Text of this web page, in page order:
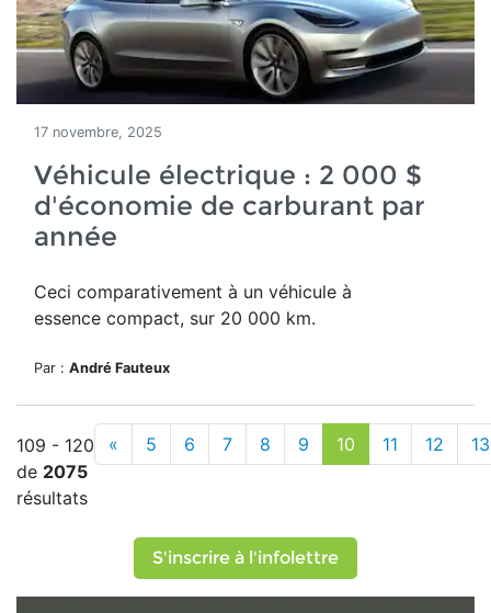
17 novembre, 2025
Véhicule électrique : 2 000 $
d'économie de carburant par
année
Ceci comparativement à un véhicule à
essence compact, sur 20 000 km.
Par : André Fauteux
109 - 120
de 2075
résultats
« 5 6 7 8 9 10 11 12 13
S'inscrire à l'infolettre